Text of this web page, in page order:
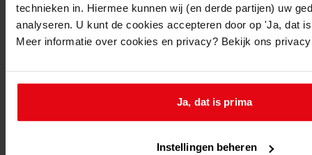
technieken in. Hiermee kunnen wij (en derde partijen) uw
analyseren. U kunt de cookies accepteren door op 'Ja, dat
Meer informatie over cookies en privacy? Bekijk ons
Ja, dat is prima
Instellingen beheren
602Plaatsen van een tussengedeelte, 1989
Datering:
Beschrijving: